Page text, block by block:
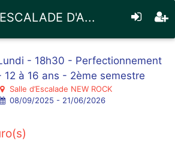
D'A...
- 18h30 - Perfectionnement
12 à 16 ans - 2ème semestre
Salle d’Escalade NEW ROCK
08/09/2025 - 21/06/2026